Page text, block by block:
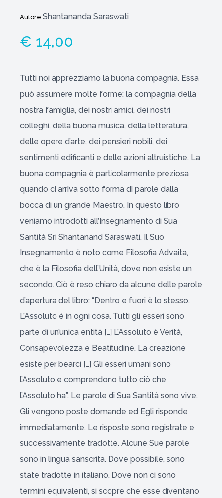
Autore:Shantananda Saraswati
€ 14,00
Tutti noi apprezziamo la buona compagnia. Essa
può assumere molte forme: la compagnia della
nostra famiglia, dei nostri amici, dei nostri
colleghi, della buona musica, della letteratura,
delle opere d’arte, dei pensieri nobili, dei
sentimenti edificanti e delle azioni altruistiche. La
buona compagnia è particolarmente preziosa
quando ci arriva sotto forma di parole dalla
bocca di un grande Maestro. In questo libro
veniamo introdotti all’Insegnamento di Sua
Santità Sri Shantanand Saraswati. Il Suo
Insegnamento è noto come Filosofia Advaita,
che è la Filosofia dell’Unità, dove non esiste un
secondo. Ciò è reso chiaro da alcune delle parole
d’apertura del libro: “Dentro e fuori è lo stesso.
L’Assoluto è in ogni cosa. Tutti gli esseri sono
parte di un’unica entità […] L’Assoluto è Verità,
Consapevolezza e Beatitudine. La creazione
esiste per bearci […] Gli esseri umani sono
l’Assoluto e comprendono tutto ciò che
l’Assoluto ha”. Le parole di Sua Santità sono vive.
Gli vengono poste domande ed Egli risponde
immediatamente. Le risposte sono registrate e
successivamente tradotte. Alcune Sue parole
sono in lingua sanscrita. Dove possibile, sono
state tradotte in italiano. Dove non ci sono
termini equivalenti, si scopre che esse diventano